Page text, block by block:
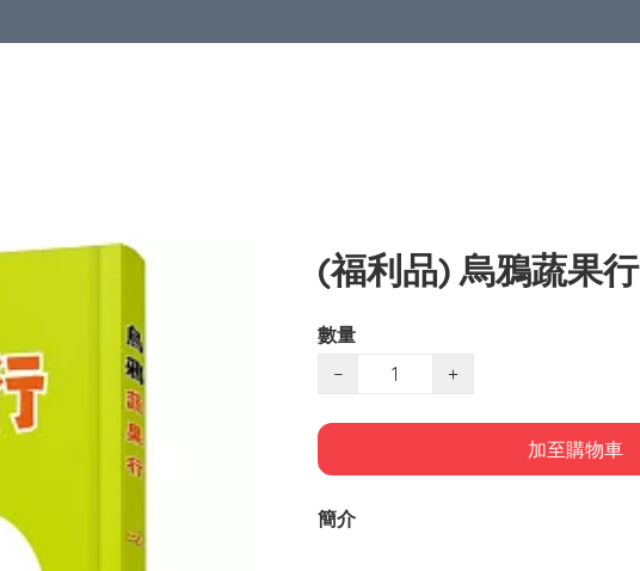
(福利品) 烏鴉蔬果行
數量
−
+
加至購物車
簡介